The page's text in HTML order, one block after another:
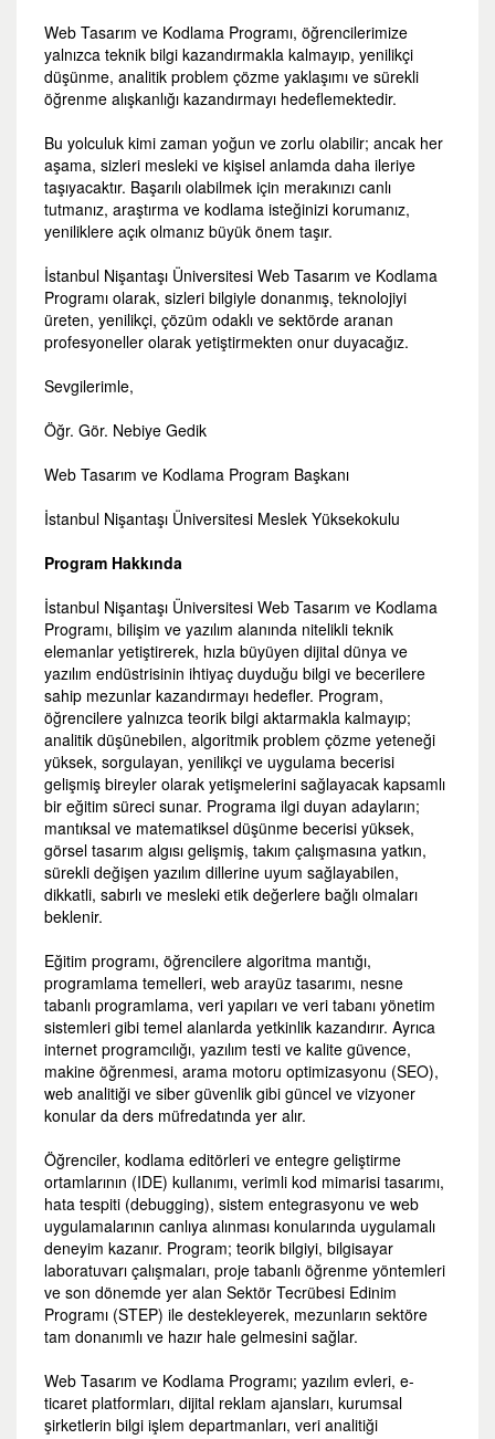
Web Tasarım ve Kodlama Programı, öğrencilerimize
yalnızca teknik bilgi kazandırmakla kalmayıp, yenilikçi
düşünme, analitik problem çözme yaklaşımı ve sürekli
öğrenme alışkanlığı kazandırmayı hedeflemektedir.
Bu yolculuk kimi zaman yoğun ve zorlu olabilir; ancak her
aşama, sizleri mesleki ve kişisel anlamda daha ileriye
taşıyacaktır. Başarılı olabilmek için merakınızı canlı
tutmanız, araştırma ve kodlama isteğinizi korumanız,
yeniliklere açık olmanız büyük önem taşır.
İstanbul Nişantaşı Üniversitesi Web Tasarım ve Kodlama
Programı olarak, sizleri bilgiyle donanmış, teknolojiyi
üreten, yenilikçi, çözüm odaklı ve sektörde aranan
profesyoneller olarak yetiştirmekten onur duyacağız.
Sevgilerimle,
Öğr. Gör. Nebiye Gedik
Web Tasarım ve Kodlama Program Başkanı
İstanbul Nişantaşı Üniversitesi Meslek Yüksekokulu
Program Hakkında
İstanbul Nişantaşı Üniversitesi Web Tasarım ve Kodlama
Programı, bilişim ve yazılım alanında nitelikli teknik
elemanlar yetiştirerek, hızla büyüyen dijital dünya ve
yazılım endüstrisinin ihtiyaç duyduğu bilgi ve becerilere
sahip mezunlar kazandırmayı hedefler. Program,
öğrencilere yalnızca teorik bilgi aktarmakla kalmayıp;
analitik düşünebilen, algoritmik problem çözme yeteneği
yüksek, sorgulayan, yenilikçi ve uygulama becerisi
gelişmiş bireyler olarak yetişmelerini sağlayacak kapsamlı
bir eğitim süreci sunar. Programa ilgi duyan adayların;
mantıksal ve matematiksel düşünme becerisi yüksek,
görsel tasarım algısı gelişmiş, takım çalışmasına yatkın,
sürekli değişen yazılım dillerine uyum sağlayabilen,
dikkatli, sabırlı ve mesleki etik değerlere bağlı olmaları
beklenir.
Eğitim programı, öğrencilere algoritma mantığı,
programlama temelleri, web arayüz tasarımı, nesne
tabanlı programlama, veri yapıları ve veri tabanı yönetim
sistemleri gibi temel alanlarda yetkinlik kazandırır. Ayrıca
internet programcılığı, yazılım testi ve kalite güvence,
makine öğrenmesi, arama motoru optimizasyonu (SEO),
web analitiği ve siber güvenlik gibi güncel ve vizyoner
konular da ders müfredatında yer alır.
Öğrenciler, kodlama editörleri ve entegre geliştirme
ortamlarının (IDE) kullanımı, verimli kod mimarisi tasarımı,
hata tespiti (debugging), sistem entegrasyonu ve web
uygulamalarının canlıya alınması konularında uygulamalı
deneyim kazanır. Program; teorik bilgiyi, bilgisayar
laboratuvarı çalışmaları, proje tabanlı öğrenme yöntemleri
ve son dönemde yer alan Sektör Tecrübesi Edinim
Programı (STEP) ile destekleyerek, mezunların sektöre
tam donanımlı ve hazır hale gelmesini sağlar.
Web Tasarım ve Kodlama Programı; yazılım evleri, e-
ticaret platformları, dijital reklam ajansları, kurumsal
şirketlerin bilgi işlem departmanları, veri analitiği